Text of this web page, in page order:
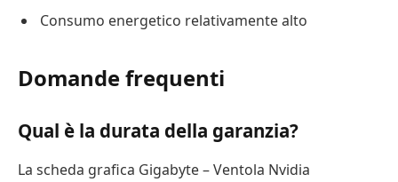
Consumo energetico relativamente alto
Domande frequenti
Qual è la durata della garanzia?
La scheda grafica Gigabyte – Ventola Nvidia